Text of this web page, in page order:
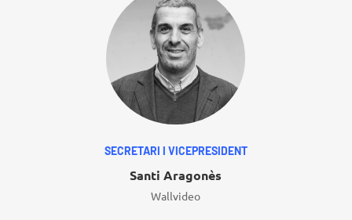
SECRETARI I VICEPRESIDENT
Santi Aragonès
Wallvideo